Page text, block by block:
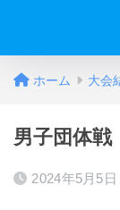
ホーム 大会
男子団体
2024年5月5日